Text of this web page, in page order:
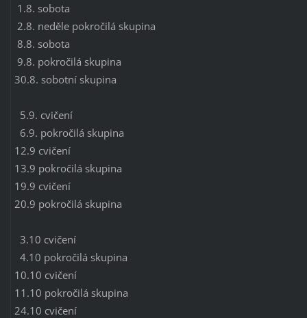
1.8. sobota
2.8. neděle pokročilá skupina
8.8. sobota
9.8. pokročilá skupina
30.8. sobotní skupina
5.9. cvičení
6.9. pokročilá skupina
12.9 cvičení
13.9 pokročilá skupina
19.9 cvičení
20.9 pokročilá skupina
3.10 cvičení
4.10 pokročilá skupina
10.10 cvičení
11.10 pokročilá skupina
24.10 cvičení